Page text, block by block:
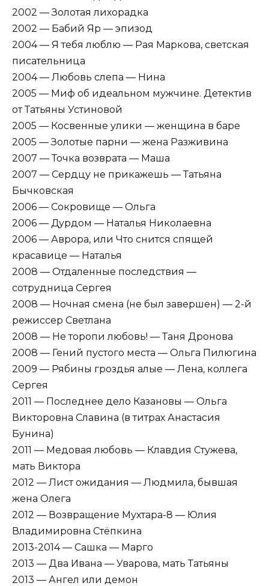
2002 — Золотая лихорадка
2002 — Бабий Яр — эпизод
2004 — Я тебя люблю — Рая Маркова, светская
писательница
2004 — Любовь слепа — Нина
2005 — Миф об идеальном мужчине. Детектив
от Татьяны Устиновой
2005 — Косвенные улики — женщина в баре
2005 — Золотые парни — жена Разживина
2007 — Точка возврата — Маша
2007 — Сердцу не прикажешь — Татьяна
Бычковская
2006 — Сокровище — Ольга
2006 — Дурдом — Наталья Николаевна
2006 — Аврора, или Что снится спящей
красавице — Наталья
2008 — Отдаленные последствия —
сотрудница Сергея
2008 — Ночная смена (не был завершен) — 2-й
режиссер Светлана
2008 — Не торопи любовь! — Таня Дронова
2008 — Гений пустого места — Ольга Пилюгина
2009 — Рябины гроздья алые — Лена, коллега
Сергея
2011 — Последнее дело Казановы — Ольга
Викторовна Славина (в титрах Анастасия
Бунина)
2011 — Медовая любовь — Клавдия Стужева,
мать Виктора
2012 — Лист ожидания — Людмила, бывшая
жена Олега
2012 — Возвращение Мухтара-8 — Юлия
Владимировна Стёпкина
2013-2014 — Сашка — Марго
2013 — Два Ивана — Уварова, мать Татьяны
2013 — Ангел или демон